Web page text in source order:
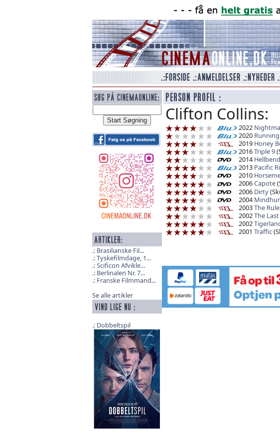
Brasilianske Fil...
Tyskefilmdage, 1...
Scificon Afvikle...
Berlinalen Nr. 7...
Franske Filmmand...
Se alle artikler
Dobbeltspil
Clifton Collins:
2022
2020
2019 Honey
2016Triple 9
2014
2013 Pacific
2010
2006Capote
2006 Dirty
2004
2003The
2002The
2002
2001 Traffic